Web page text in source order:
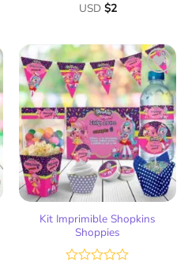
Valorado
de
5
USD $2
Añadir
a la
lista
de
deseos
Kit Imprimible Shopkins
Shoppies